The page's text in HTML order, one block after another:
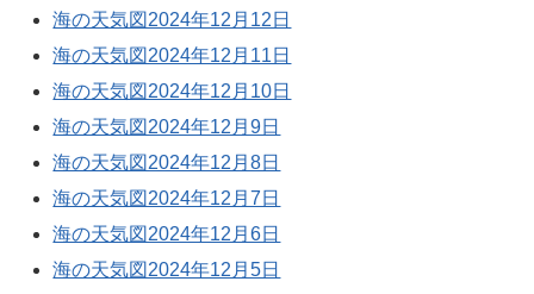
海の天気図2024年12月12日
海の天気図2024年12月11日
海の天気図2024年12月10日
海の天気図2024年12月9日
海の天気図2024年12月8日
海の天気図2024年12月7日
海の天気図2024年12月6日
海の天気図2024年12月5日